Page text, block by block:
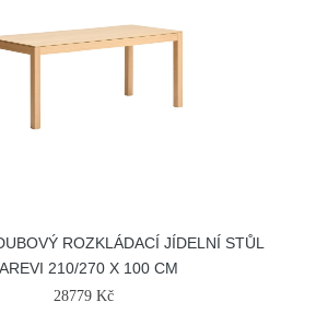
ROZKLÁDACÍ JÍDELNÍ STŮL
210/270 X 100 CM
28779 Kč